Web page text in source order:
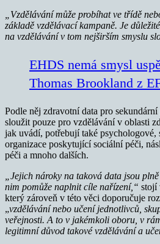
„Vzdělávání může probíhat ve třídě
základě vzdělávací kampaně. Je
na vzdělávání v tom nejširším smyslu
EHDS nemá smysl
Thomas Brookland z
Podle něj zdravotní data pro
sloužit pouze pro vzdělávání v oblasti
jak uvádí, potřebují také
organizace poskytující sociální péči,
péči a mnoho dalších.
„Jejich nároky na taková data jsou
nim pomůže naplnit cíle nařízení,“ stojí
který zároveň v této věci doporučuje
„vzdělávání nebo učení jednotlivců,
veřejnosti. A to v jakémkoli oboru, v
legitimní důvod takové vzdělávání a